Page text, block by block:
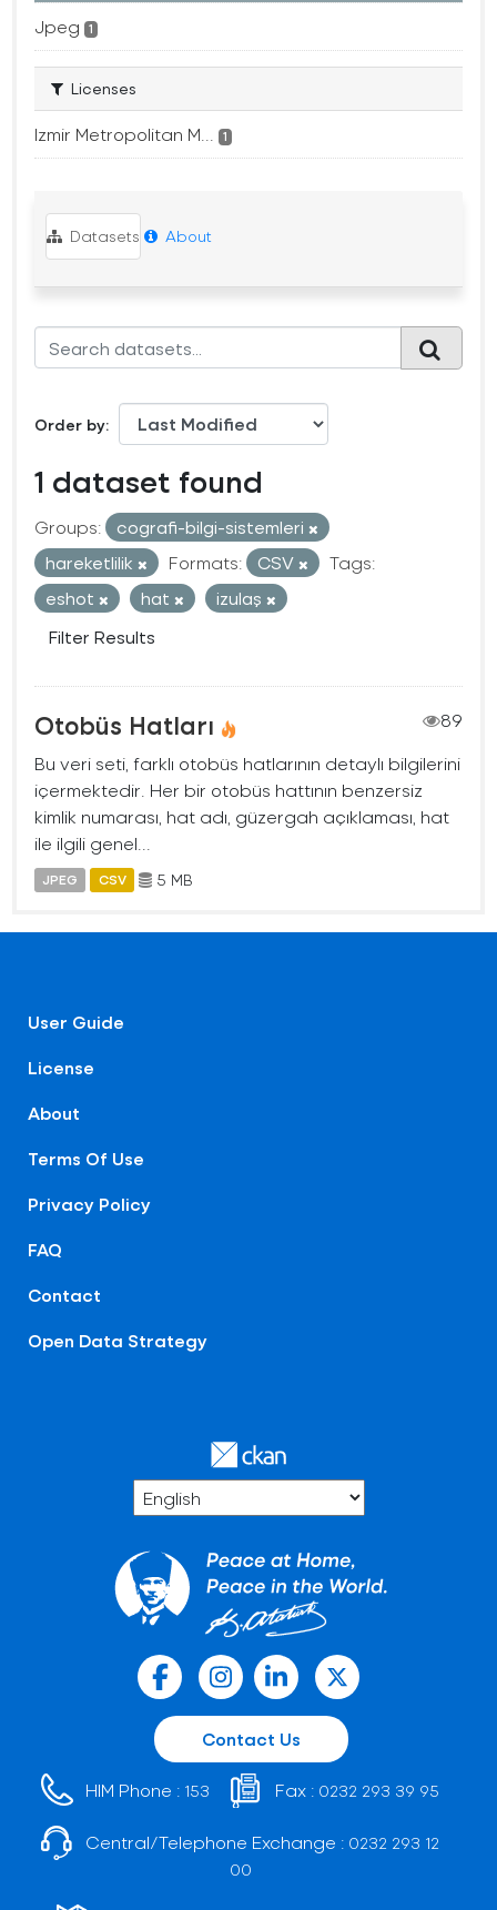
Jpeg 1
Licenses
Izmir Metropolitan M... 1
Datasets About
Order by
1 dataset found
Groups:
cografi-bilgi-sistemleri
hareketlilik
Formats: CSV
Tags:
eshot
hat
izulaş
Filter Results
Otobüs Hatları
89
Bu veri seti, farklı otobüs hatlarının detaylı bilgilerini
içermektedir. Her bir otobüs hattının benzersiz
kimlik numarası, hat adı, güzergah açıklaması, hat
ile ilgili genel...
JPEG CSV 5 MB
User Guide
License
About
Terms Of Use
Privacy Policy
FAQ
Contact
Open Data Strategy
Contact Us
HIM Phone : 153 Fax : 0232 293 39 95
Central/Telephone Exchange : 0232 293 12
00